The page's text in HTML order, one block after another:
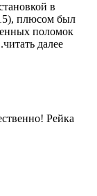
в
плюсом был
поломок
далее
Рейка